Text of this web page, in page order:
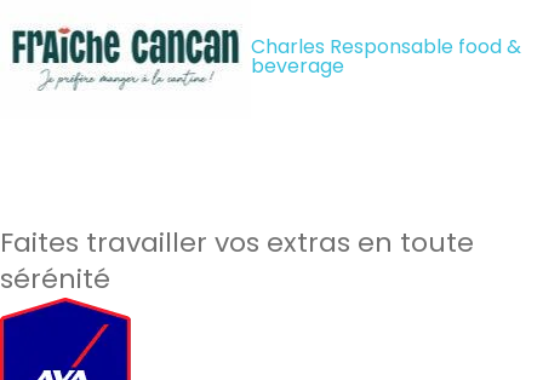
Charles Responsable food &
beverage
Faites travailler vos extras en toute
sérénité